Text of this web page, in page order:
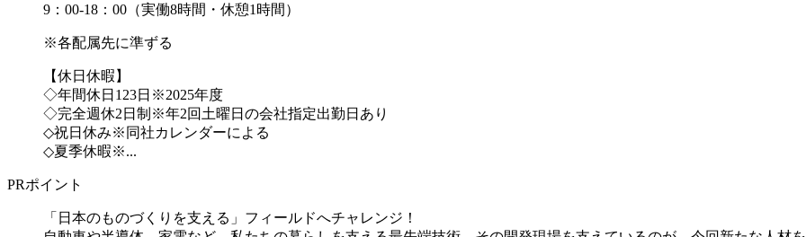
9：00-18：00（実働8時間・休憩1時間）
※各配属先に準ずる
【休日休暇】
◇年間休日123日※2025年度
◇完全週休2日制※年2回土曜日の会社指定出勤日あり
◇祝日休み※同社カレンダーによる
◇夏季休暇※...
PRポイント
「日本のものづくりを支える」フィールドへチャレンジ！